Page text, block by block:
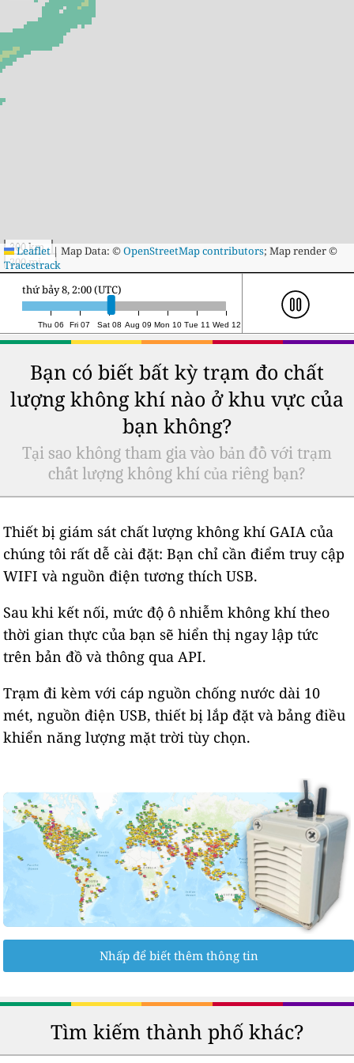
300 km
200 mi
Leaflet | Map Data: ©OpenStreetMap contributors; Map render ©
Tracestrack
Thu 06 Fri 07 Sat 08 Aug 09 Mon 10 Tue 11 Wed 12
thứ bảy 8, 18:00 (UTC)
Bạn có biết bất kỳ trạm đo chất
lượng không khí nào ở khu vực của
bạn không?
Tại sao không tham gia vào bản đồ với trạm
chất lượng không khí của riêng bạn?
Thiết bị giám sát chất lượng không khí GAIA của
chúng tôi rất dễ cài đặt: Bạn chỉ cần điểm truy cập
WIFI và nguồn điện tương thích USB.
Sau khi kết nối, mức độ ô nhiễm không khí theo
thời gian thực của bạn sẽ hiển thị ngay lập tức
trên bản đồ và thông qua API.
Trạm đi kèm với cáp nguồn chống nước dài 10
mét, nguồn điện USB, thiết bị lắp đặt và bảng điều
khiển năng lượng mặt trời tùy chọn.
Nhấp để biết thêm thông tin
Tìm kiếm thành phố khác?